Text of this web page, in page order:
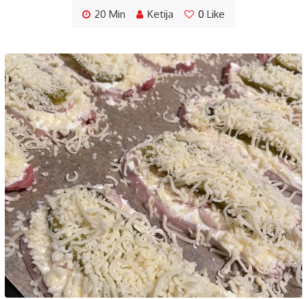
20 Min Ketija 0 Like